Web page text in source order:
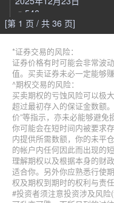
546
[第 1 页 / 共 36 页]
*证券交易的风险：
证券价格有时可能会非常波
值。买卖证券未必一定能够
^期权交易的风险：
买卖期权的亏蚀风险可以极
超过最初存入的保证金数额
价”等指示，亦未必能够避免
你可能会在短时间内被要求
内提供所需数额，你的未平
的帐户内任何因此而出现的
理解期权以及根据本身的财
适合你。另外你应熟悉行使
权及期权到期时的权利与责任
#投资者须注意投资涉及风